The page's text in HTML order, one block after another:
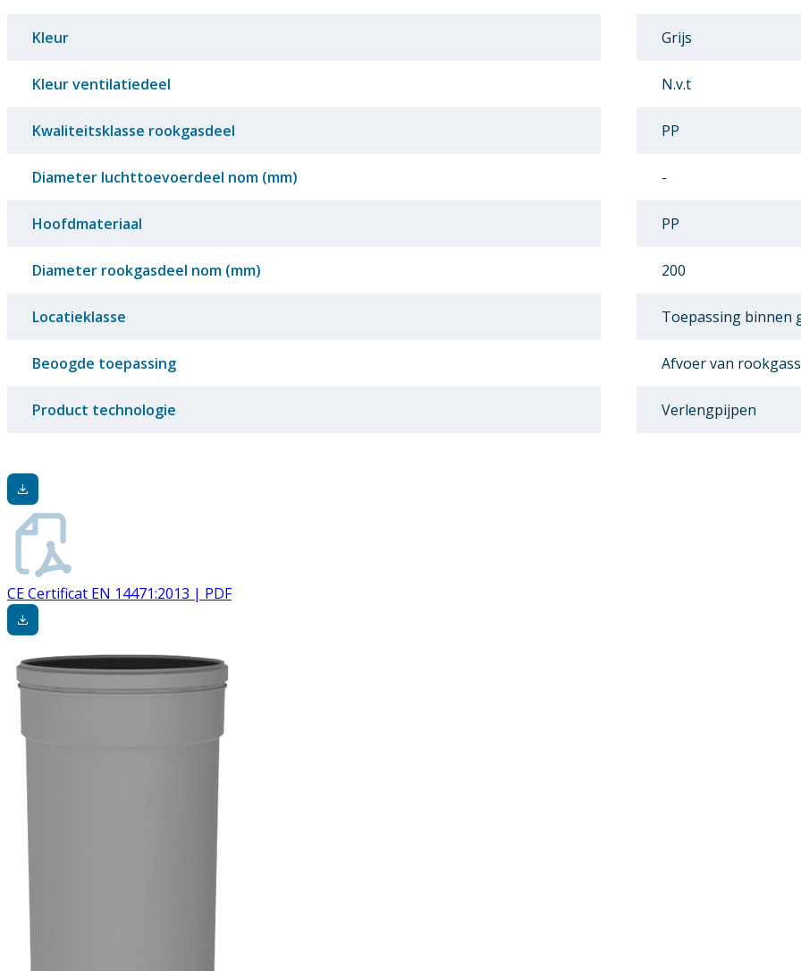
Kleur Grijs
Kleur ventilatiedeel N.v.t
Kwaliteitsklasse rookgasdeel PP
Diameter luchttoevoerdeel nom (mm) -
Hoofdmateriaal PP
Diameter rookgasdeel nom (mm) 200
Locatieklasse Toepassing binnen
Beoogde toepassing Afvoer van
Product technologie Verlengpijpen
CE Certificat EN 14471:2013 | PDF